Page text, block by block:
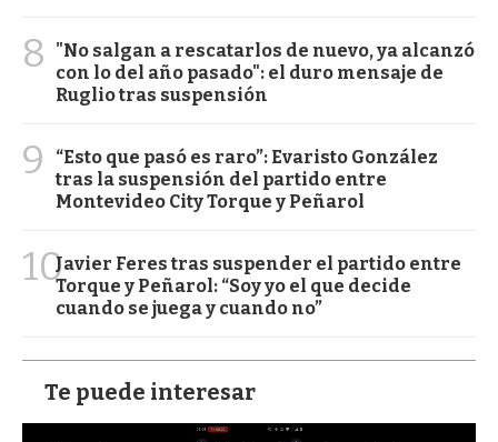
8
"No salgan a rescatarlos de nuevo, ya alcanzó
con lo del año pasado": el duro mensaje de
Ruglio tras suspensión
9
“Esto que pasó es raro”: Evaristo González
tras la suspensión del partido entre
Montevideo City Torque y Peñarol
10Javier Feres tras suspender el partido entre
Torque y Peñarol: “Soy yo el que decide
cuando se juega y cuando no”
Te puede interesar